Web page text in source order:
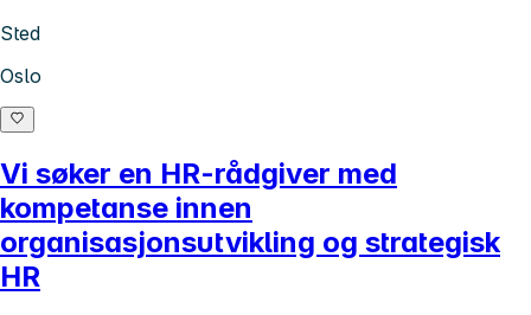
Sted
Oslo
Vi søker en HR-rådgiver med
kompetanse innen
organisasjonsutvikling og strategisk
HR